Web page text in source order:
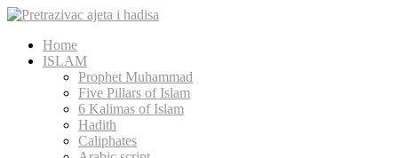
Home
ISLAM
Prophet Muhammad
Five Pillars of Islam
6 Kalimas of Islam
Hadith
Caliphates